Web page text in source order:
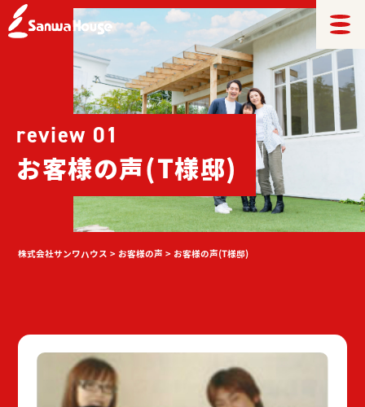
review 01
お客様の声(T様邸)
株式会社サンワハウス > お客様の声 > お客様の声(T様邸)